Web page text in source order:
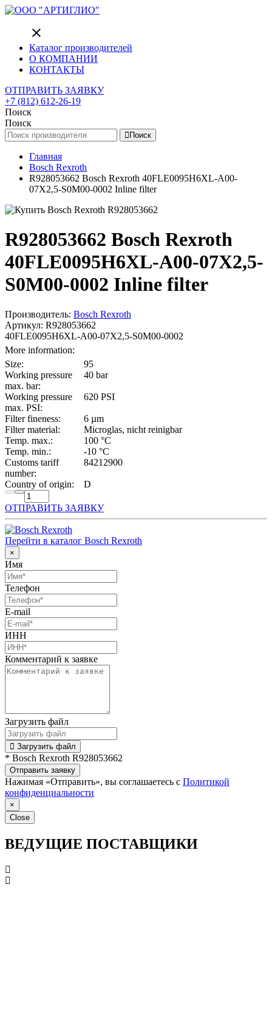
close
Каталог производителей
О КОМПАНИИ
КОНТАКТЫ
ОТПРАВИТЬ ЗАЯВКУ
+7 (812) 612-26-19
Поиск
Поиск
Поиск
Главная
Bosch Rexroth
R928053662 Bosch Rexroth 40FLE0095H6XL-A00-
07X2,5-S0M00-0002 Inline filter
R928053662 Bosch Rexroth
40FLE0095H6XL-A00-07X2,5-
S0M00-0002 Inline filter
Производитель: Bosch Rexroth
Артикул: R928053662
40FLE0095H6XL-A00-07X2,5-S0M00-0002
More information:
Size:
95
Working pressure
max. bar:
40 bar
Working pressure
max. PSI:
620 PSI
Filter fineness:
6 µm
Filter material:
Microglas, nicht reinigbar
Temp. max.:
100 °C
Temp. min.:
-10 °C
Customs tariff
number:
84212900
Country of origin: D
ОТПРАВИТЬ ЗАЯВКУ
Перейти в каталог Bosch Rexroth
×
Имя
Телефон
E-mail
ИНН
Комментарий к заявке
Загрузить файл
Загрузить файл
* Bosch Rexroth R928053662
Отправить заявку
Нажимая «Отправить», вы соглашаетесь с Политикой
конфиденциальности
×
Close
ВЕДУЩИЕ ПОСТАВЩИКИ